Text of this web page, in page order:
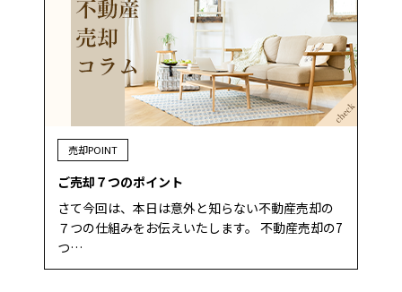
売却POINT
ご売却７つのポイント
さて今回は、本日は意外と知らない不動産売却の
７つの仕組みをお伝えいたします。 不動産売却の7
つ…